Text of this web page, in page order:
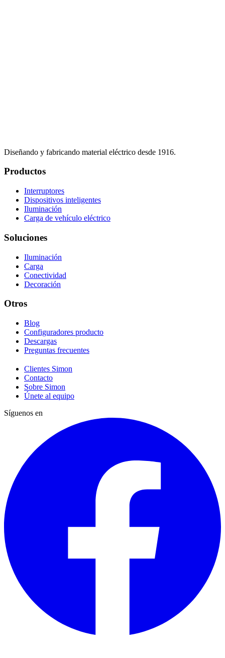
Diseñando y fabricando material eléctrico desde 1916.
Productos
Interruptores
Dispositivos inteligentes
Iluminación
Carga de vehículo eléctrico
Soluciones
Iluminación
Carga
Conectividad
Decoración
Otros
Blog
Configuradores producto
Descargas
Preguntas frecuentes
Clientes Simon
Contacto
Sobre Simon
Únete al equipo
Síguenos en